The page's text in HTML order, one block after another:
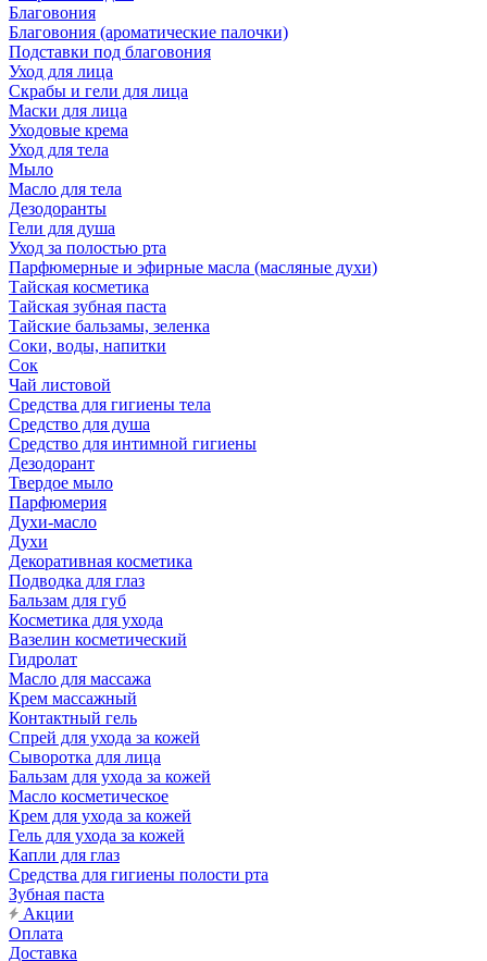
Благовония
Благовония (ароматические палочки)
Подставки под благовония
Уход для лица
Скрабы и гели для лица
Маски для лица
Уходовые крема
Уход для тела
Мыло
Масло для тела
Дезодоранты
Гели для душа
Уход за полостью рта
Парфюмерные и эфирные масла (масляные духи)
Тайская косметика
Тайская зубная паста
Тайские бальзамы, зеленка
Соки, воды, напитки
Сок
Чай листовой
Средства для гигиены тела
Средство для душа
Средство для интимной гигиены
Дезодорант
Твердое мыло
Парфюмерия
Духи-масло
Духи
Декоративная косметика
Подводка для глаз
Бальзам для губ
Косметика для ухода
Вазелин косметический
Гидролат
Масло для массажа
Крем массажный
Контактный гель
Спрей для ухода за кожей
Сыворотка для лица
Бальзам для ухода за кожей
Масло косметическое
Крем для ухода за кожей
Гель для ухода за кожей
Капли для глаз
Средства для гигиены полости рта
Зубная паста
Акции
Оплата
Доставка